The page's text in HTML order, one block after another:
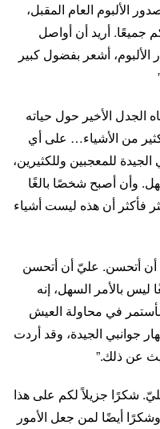
الألبوم العام المقبل،
جميعًا. أريد أن أواصل
أشعر بفضول كبير
الجدل الأخير حول حياته
من الأشياء… على أي
للمعجبين وللكثيرين،
وأن أصبح شخصًا بالغًا
فأكثر أن هذه ليست أشياء
أتحسن. عليّ أن أتحسن
بالأمر السهل، إنه
في محاولة العيش
جوانبي الجيدة، وقد أردت
عن ذلك.”
شكرًا جزيلاً لكم على هذا
أيضًا لمن جعل الأمور